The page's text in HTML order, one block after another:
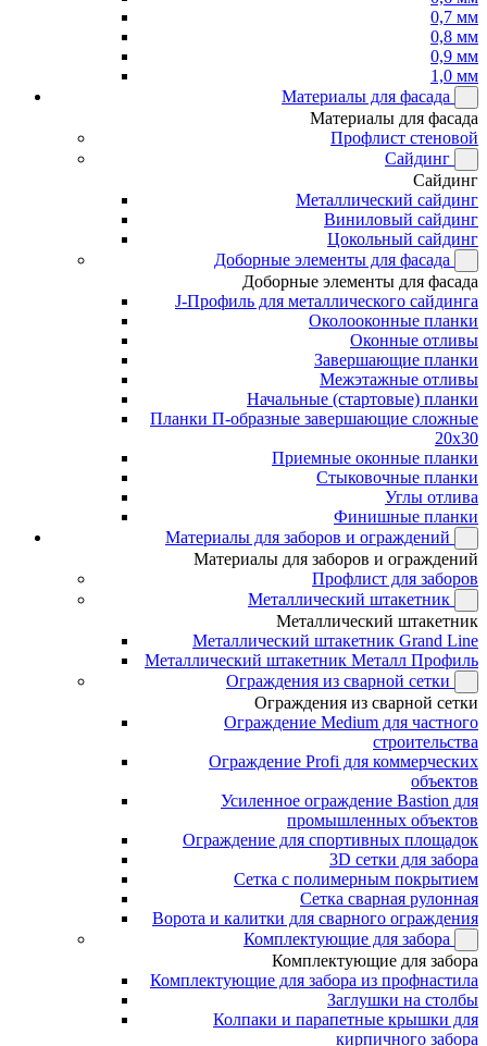
0,7 мм
0,8 мм
0,9 мм
1,0 мм
Материалы для фасада
Материалы для фасада
Профлист стеновой
Сайдинг
Сайдинг
Металлический сайдинг
Виниловый сайдинг
Цокольный сайдинг
Доборные элементы для фасада
Доборные элементы для фасада
J-Профиль для металлического сайдинга
Околооконные планки
Оконные отливы
Завершающие планки
Межэтажные отливы
Начальные (стартовые) планки
Планки П-образные завершающие сложные
20x30
Приемные оконные планки
Стыковочные планки
Углы отлива
Финишные планки
Материалы для заборов и ограждений
Материалы для заборов и ограждений
Профлист для заборов
Металлический штакетник
Металлический штакетник
Металлический штакетник Grand Line
Металлический штакетник Металл Профиль
Ограждения из сварной сетки
Ограждения из сварной сетки
Ограждение Medium для частного
строительства
Ограждение Profi для коммерческих
объектов
Усиленное ограждение Bastion для
промышленных объектов
Ограждение для спортивных площадок
3D сетки для забора
Сетка с полимерным покрытием
Сетка сварная рулонная
Ворота и калитки для сварного ограждения
Комплектующие для забора
Комплектующие для забора
Комплектующие для забора из профнастила
Заглушки на столбы
Колпаки и парапетные крышки для
кирпичного забора